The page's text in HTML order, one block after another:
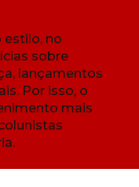
estilo, no
sobre
lançamentos
Por isso, o
mais